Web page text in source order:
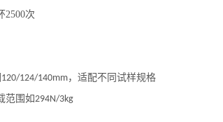
2500次
120/124/140mm，适配不同试样规格
范围如294N/3kg